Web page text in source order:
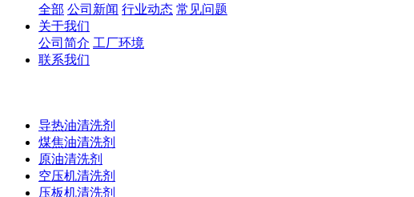
全部 公司新闻 行业动态 常见问题
关于我们
公司简介 工厂环境
联系我们
导热油清洗剂
煤焦油清洗剂
原油清洗剂
空压机清洗剂
压板机清洗剂